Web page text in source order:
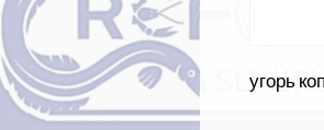
угорь